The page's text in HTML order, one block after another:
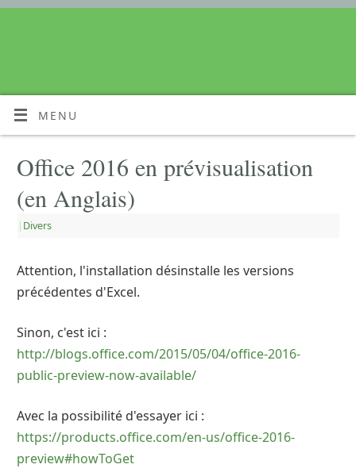
MENU
Office 2016 en prévisualisation
(en Anglais)
| Divers
Attention, l'installation désinstalle les versions
précédentes d'Excel.
Sinon, c'est ici :
http://blogs.office.com/2015/05/04/office-2016-
public-preview-now-available/
Avec la possibilité d'essayer ici :
https://products.office.com/en-us/office-2016-
preview#howToGet